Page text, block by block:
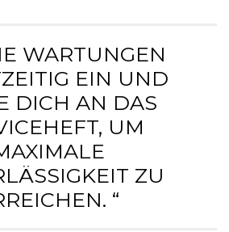
WARTUNGEN
EIN UND
DICH AN DAS
UM
ZU
“